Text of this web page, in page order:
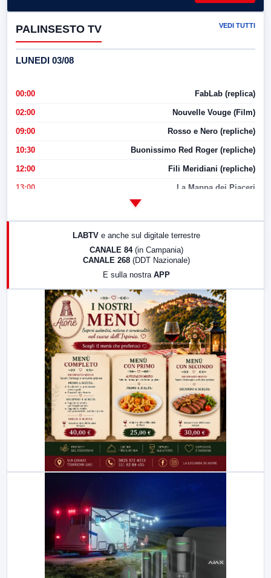
PALINSESTO TV VEDI TUTTI
LUNEDI 03/08
00:00 FabLab (replica)
02:00 Nouvelle Vouge (Film)
09:00 Rosso e Nero (repliche)
10:30 Buonissimo Red Roger (repliche)
12:00 Fili Meridiani (repliche)
13:00 La Mappa dei Piaceri
LabNews (replica)
LABTV e anche sul digitale terrestre
CANALE 84 (in Campania)
CANALE 268 (DDT Nazionale)
E sulla nostra APP